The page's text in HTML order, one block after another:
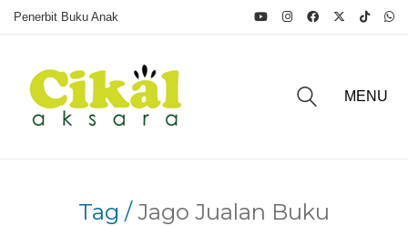
Penerbit Buku Anak
MENU
Tag / Jago Jualan Buku